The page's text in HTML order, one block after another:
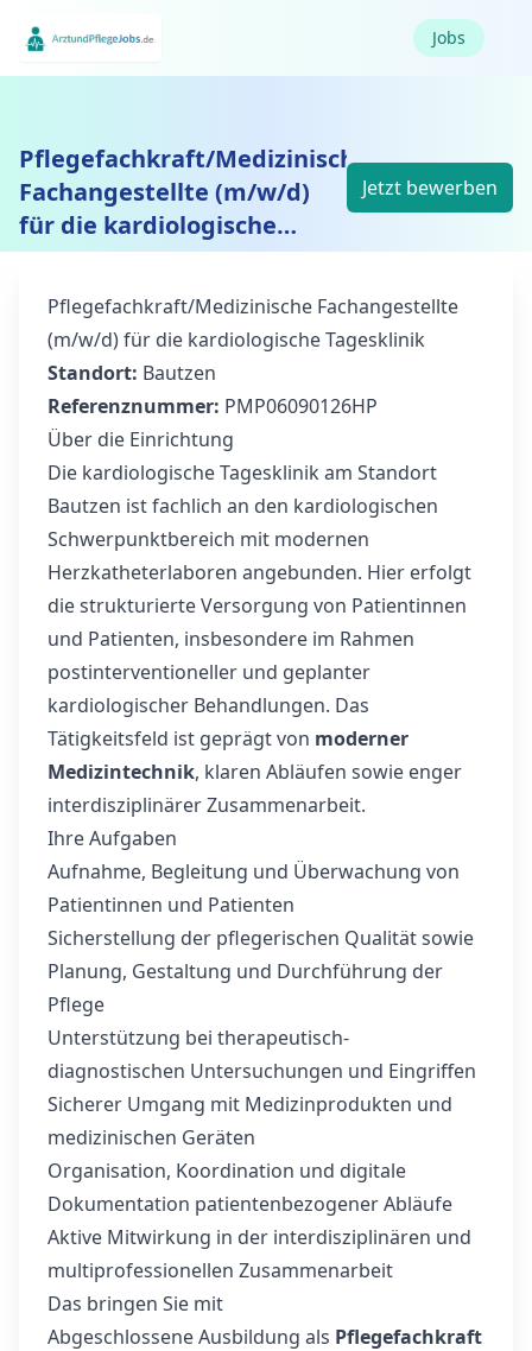
Jobs
Pflegefachkraft/Medizinische
Fachangestellte (m/w/d)
für die kardiologische
Tagesklinik
Jetzt bewerben
Pflegefachkraft/Medizinische Fachangestellte
(m/w/d) für die kardiologische Tagesklinik
Standort: Bautzen
Referenznummer: PMP06090126HP
Über die Einrichtung
Die kardiologische Tagesklinik am Standort
Bautzen ist fachlich an den kardiologischen
Schwerpunktbereich mit modernen
Herzkatheterlaboren angebunden. Hier erfolgt
die strukturierte Versorgung von Patientinnen
und Patienten, insbesondere im Rahmen
postinterventioneller und geplanter
kardiologischer Behandlungen. Das
Tätigkeitsfeld ist geprägt von moderner
Medizintechnik, klaren Abläufen sowie enger
interdisziplinärer Zusammenarbeit.
Ihre Aufgaben
Aufnahme, Begleitung und Überwachung von
Patientinnen und Patienten
Sicherstellung der pflegerischen Qualität sowie
Planung, Gestaltung und Durchführung der
Pflege
Unterstützung bei therapeutisch-
diagnostischen Untersuchungen und Eingriffen
Sicherer Umgang mit Medizinprodukten und
medizinischen Geräten
Organisation, Koordination und digitale
Dokumentation patientenbezogener Abläufe
Aktive Mitwirkung in der interdisziplinären und
multiprofessionellen Zusammenarbeit
Das bringen Sie mit
Abgeschlossene Ausbildung als Pflegefachkraft